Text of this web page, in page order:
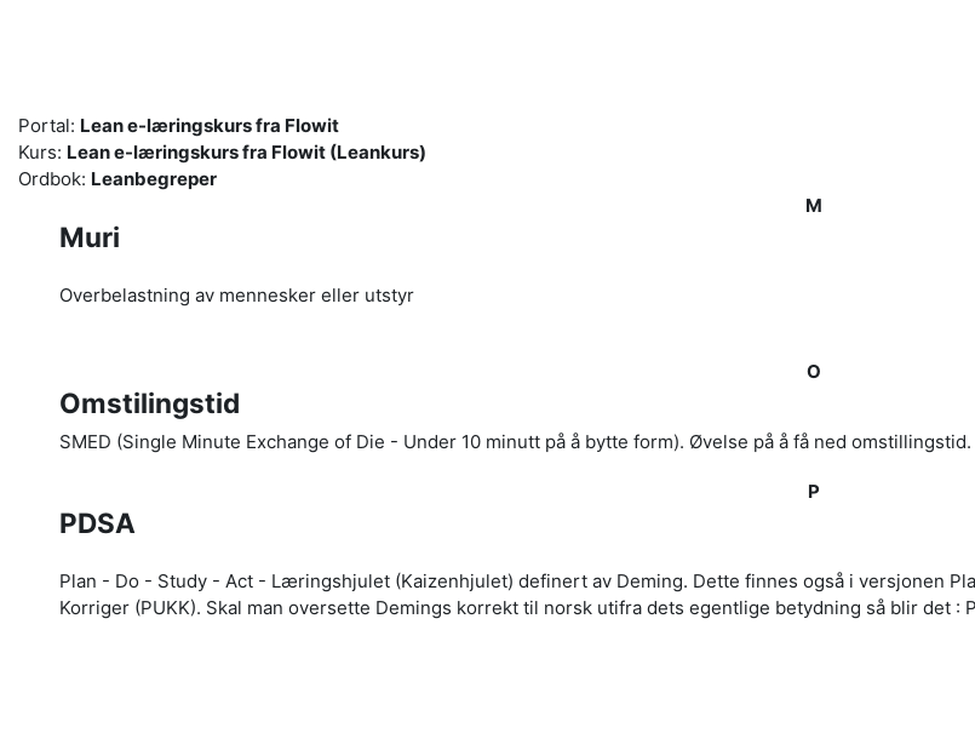
Portal: Lean e-læringskurs fra Flowit
Kurs: Lean e-læringskurs fra Flowit (Leankurs)
Ordbok: Leanbegreper
M
Muri
Overbelastning av mennesker eller utstyr
O
Omstilingstid
SMED (Single Minute Exchange of Die - Under 10 minutt på å bytte form). Øvelse på å få ned omstillingstid.
P
PDSA
Plan - Do - Study - Act - Læringshjulet (Kaizenhjulet) definert av Deming. Dette finnes også i versjonen
Korriger (PUKK). Skal man oversette Demings korrekt til norsk utifra dets egentlige betydning så blir det :